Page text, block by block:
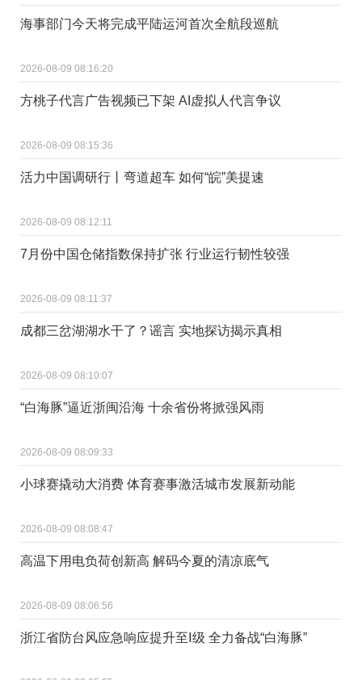
海事部门今天将完成平陆运河首次全航段巡航
2026-08-09 08:16:20
方桃子代言广告视频已下架 AI虚拟人代言争议
2026-08-09 08:15:36
活力中国调研行丨弯道超车 如何“皖”美提速
2026-08-09 08:12:11
7月份中国仓储指数保持扩张 行业运行韧性较强
2026-08-09 08:11:37
成都三岔湖湖水干了？谣言 实地探访揭示真相
2026-08-09 08:10:07
“白海豚”逼近浙闽沿海 十余省份将掀强风雨
2026-08-09 08:09:33
小球赛撬动大消费 体育赛事激活城市发展新动能
2026-08-09 08:08:47
高温下用电负荷创新高 解码今夏的清凉底气
2026-08-09 08:06:56
浙江省防台风应急响应提升至Ⅰ级 全力备战“白海豚”